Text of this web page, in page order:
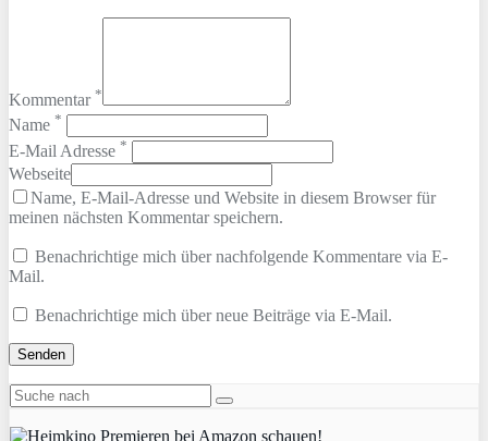
Kommentar *
Name *
E-Mail Adresse *
Webseite
Name, E-Mail-Adresse und Website in diesem Browser für
meinen nächsten Kommentar speichern.
Benachrichtige mich über nachfolgende Kommentare via E-
Mail.
Benachrichtige mich über neue Beiträge via E-Mail.